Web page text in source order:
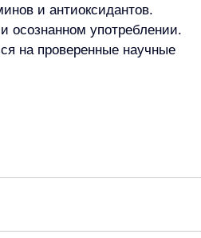
и антиоксидантов.
осознанном употреблении.
на проверенные научные